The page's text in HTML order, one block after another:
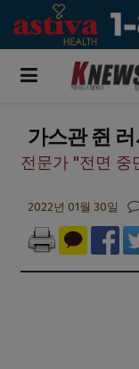
가스관 쥔 러
전문가 "전면 중
2022년 01월 30일